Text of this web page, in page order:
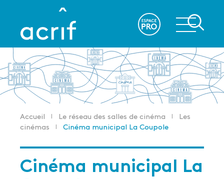
contenu
principal
Fil
Accueil Le réseau des salles de cinéma
Les
cinémas
Cinéma municipal La Coupole
Cinéma municipal La